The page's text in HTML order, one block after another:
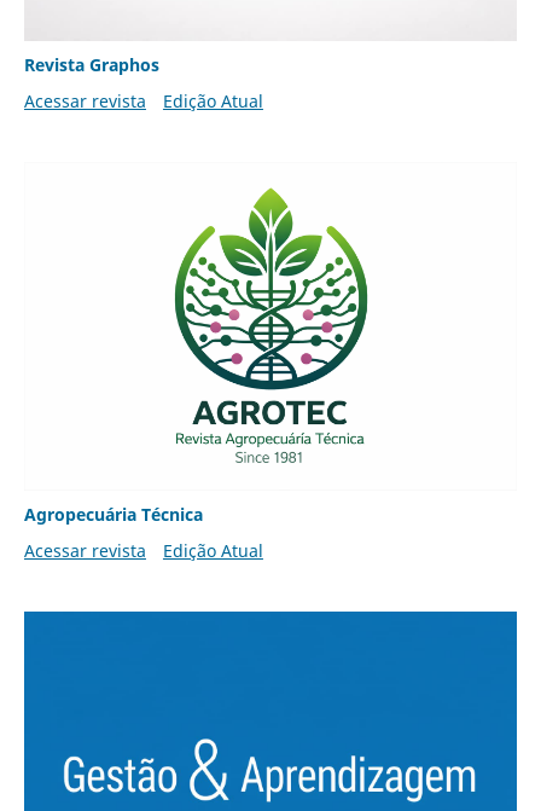
Revista Graphos
Acessar revista
Edição Atual
Agropecuária Técnica
Acessar revista
Edição Atual